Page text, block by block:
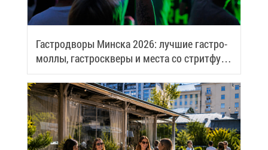
Га­стро­дво­ры Мин­ска 2026: луч­шие га­стро­
мол­лы, га­стро­скве­ры и ме­ста со стрит­фу­
дом